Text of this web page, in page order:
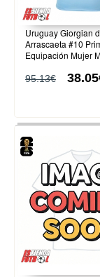
Uruguay Giorgian
Arrascaeta #10
Equipación Mujer
95.13€